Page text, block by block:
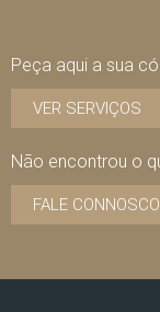
Peça aqui a sua
VER SERVIÇOS
Não encontrou o
FALE CONNOSCO